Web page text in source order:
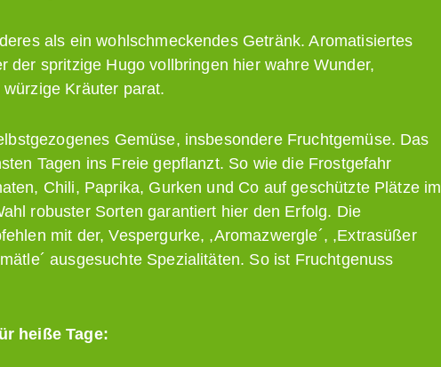
als ein wohlschmeckendes Getränk. Aromatisiertes
der spritzige Hugo vollbringen hier wahre Wunder,
Kräuter parat.
Gemüse, insbesondere Fruchtgemüse. Das
Tagen ins Freie gepflanzt. So wie die Frostgefahr
Chili, Paprika, Gurken und Co auf geschützte Plätze im
robuster Sorten garantiert hier den Erfolg. Die
mit der, Vespergurke, ,Aromazwergle´, ,Extrasüßer
ausgesuchte Spezialitäten. So ist Fruchtgenuss
heiße Tage: